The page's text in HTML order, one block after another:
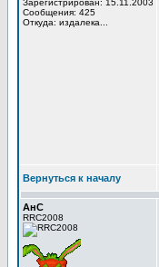
Зарегистрирован: 15.11.2003
Сообщения: 425
Откуда: издалека...
Вернуться к началу
АнС
RRC2008